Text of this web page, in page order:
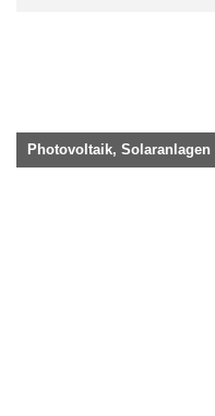
Photovoltaik, Solaranlagen